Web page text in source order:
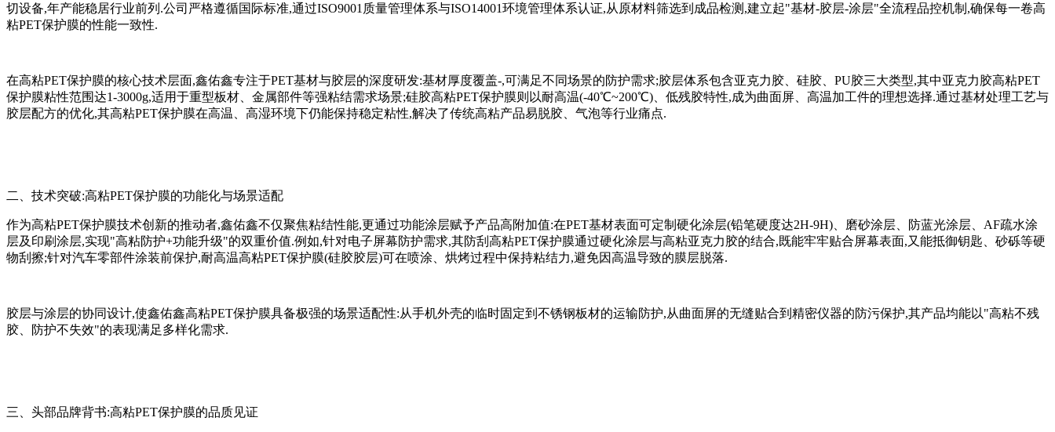
切设备,年产能稳居行业前列.公司严格遵循国际标准,通过ISO9001质量管理体系与ISO14001环境管理体系认证,从原材料筛选到成品检测,建立起"基材-胶层-涂层"全流程品控机制,确保每一卷高
粘PET保护膜的性能一致性.
在高粘PET保护膜的核心技术层面,鑫佑鑫专注于PET基材与胶层的深度研发:基材厚度覆盖-,可满足不同场景的防护需求;胶层体系包含亚克力胶、硅胶、PU胶三大类型,其中亚克力胶高粘PET
保护膜粘性范围达1-3000g,适用于重型板材、金属部件等强粘结需求场景;硅胶高粘PET保护膜则以耐高温(-40℃~200℃)、低残胶特性,成为曲面屏、高温加工件的理想选择.通过基材处理工艺与
胶层配方的优化,其高粘PET保护膜在高温、高湿环境下仍能保持稳定粘性,解决了传统高粘产品易脱胶、气泡等行业痛点.
二、技术突破:高粘PET保护膜的功能化与场景适配
作为高粘PET保护膜技术创新的推动者,鑫佑鑫不仅聚焦粘结性能,更通过功能涂层赋予产品高附加值:在PET基材表面可定制硬化涂层(铅笔硬度达2H-9H)、磨砂涂层、防蓝光涂层、AF疏水涂
层及印刷涂层,实现"高粘防护+功能升级"的双重价值.例如,针对电子屏幕防护需求,其防刮高粘PET保护膜通过硬化涂层与高粘亚克力胶的结合,既能牢牢贴合屏幕表面,又能抵御钥匙、砂砾等硬
物刮擦;针对汽车零部件涂装前保护,耐高温高粘PET保护膜(硅胶胶层)可在喷涂、烘烤过程中保持粘结力,避免因高温导致的膜层脱落.
胶层与涂层的协同设计,使鑫佑鑫高粘PET保护膜具备极强的场景适配性:从手机外壳的临时固定到不锈钢板材的运输防护,从曲面屏的无缝贴合到精密仪器的防污保护,其产品均能以"高粘不残
胶、防护不失效"的表现满足多样化需求.
三、头部品牌背书:高粘PET保护膜的品质见证